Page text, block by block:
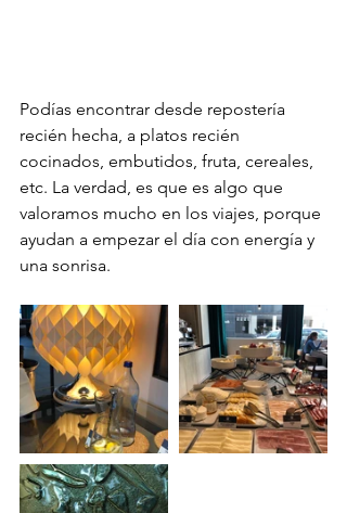
Podías encontrar desde repostería
recién hecha, a platos recién
cocinados, embutidos, fruta, cereales,
etc. La verdad, es que es algo que
valoramos mucho en los viajes, porque
ayudan a empezar el día con energía y
una sonrisa.